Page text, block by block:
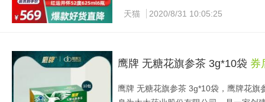
物和酶被降解为小分子可常溶性物质
王家老酒坊源于清初，后因遭变，举
世之绝技，但终恪守先祖王横不再酿酒
口窖池，以王家子孙相传的酿酒古方，
坊云集的泸州独树一帜。当时泸、渝等
天猫 2020/8/31 10:05:25
鹰牌 无糖花旗参茶 3g*10袋 券
鹰牌 无糖花旗参茶 3g*10袋，鹰牌花